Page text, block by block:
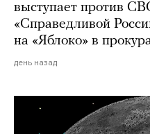
выступает против
«Справедливой
на «Яблоко» в
день назад